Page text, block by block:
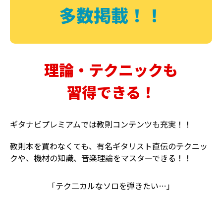
多数掲載！！
理論・テクニックも
習得できる！
ギタナビプレミアムでは教則コンテンツも充実！！
教則本を買わなくても、有名ギタリスト直伝のテクニッ
クや、機材の知識、音楽理論をマスターできる！！
「テク二カルなソロを弾きたい…」